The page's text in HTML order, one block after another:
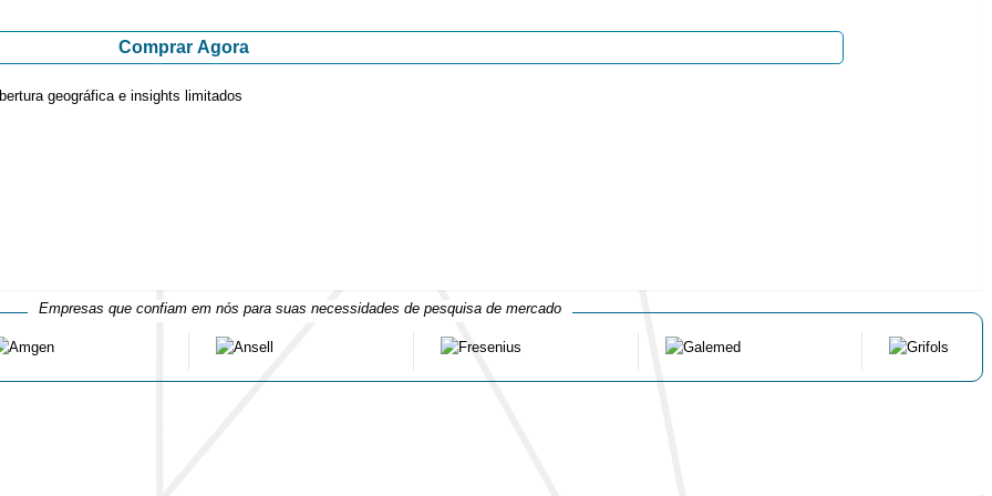
Comprar Agora
geográfica e insights limitados
Empresas que confiam em nós para suas necessidades de pesquisa de mercado